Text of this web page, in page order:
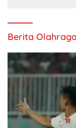
Berita Olahraga